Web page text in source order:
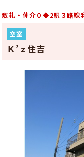
敷礼・仲介０◆2駅３路線
空室
Ｋ’ｚ住吉